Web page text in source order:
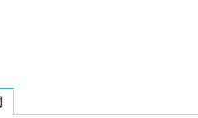
的相关资料：